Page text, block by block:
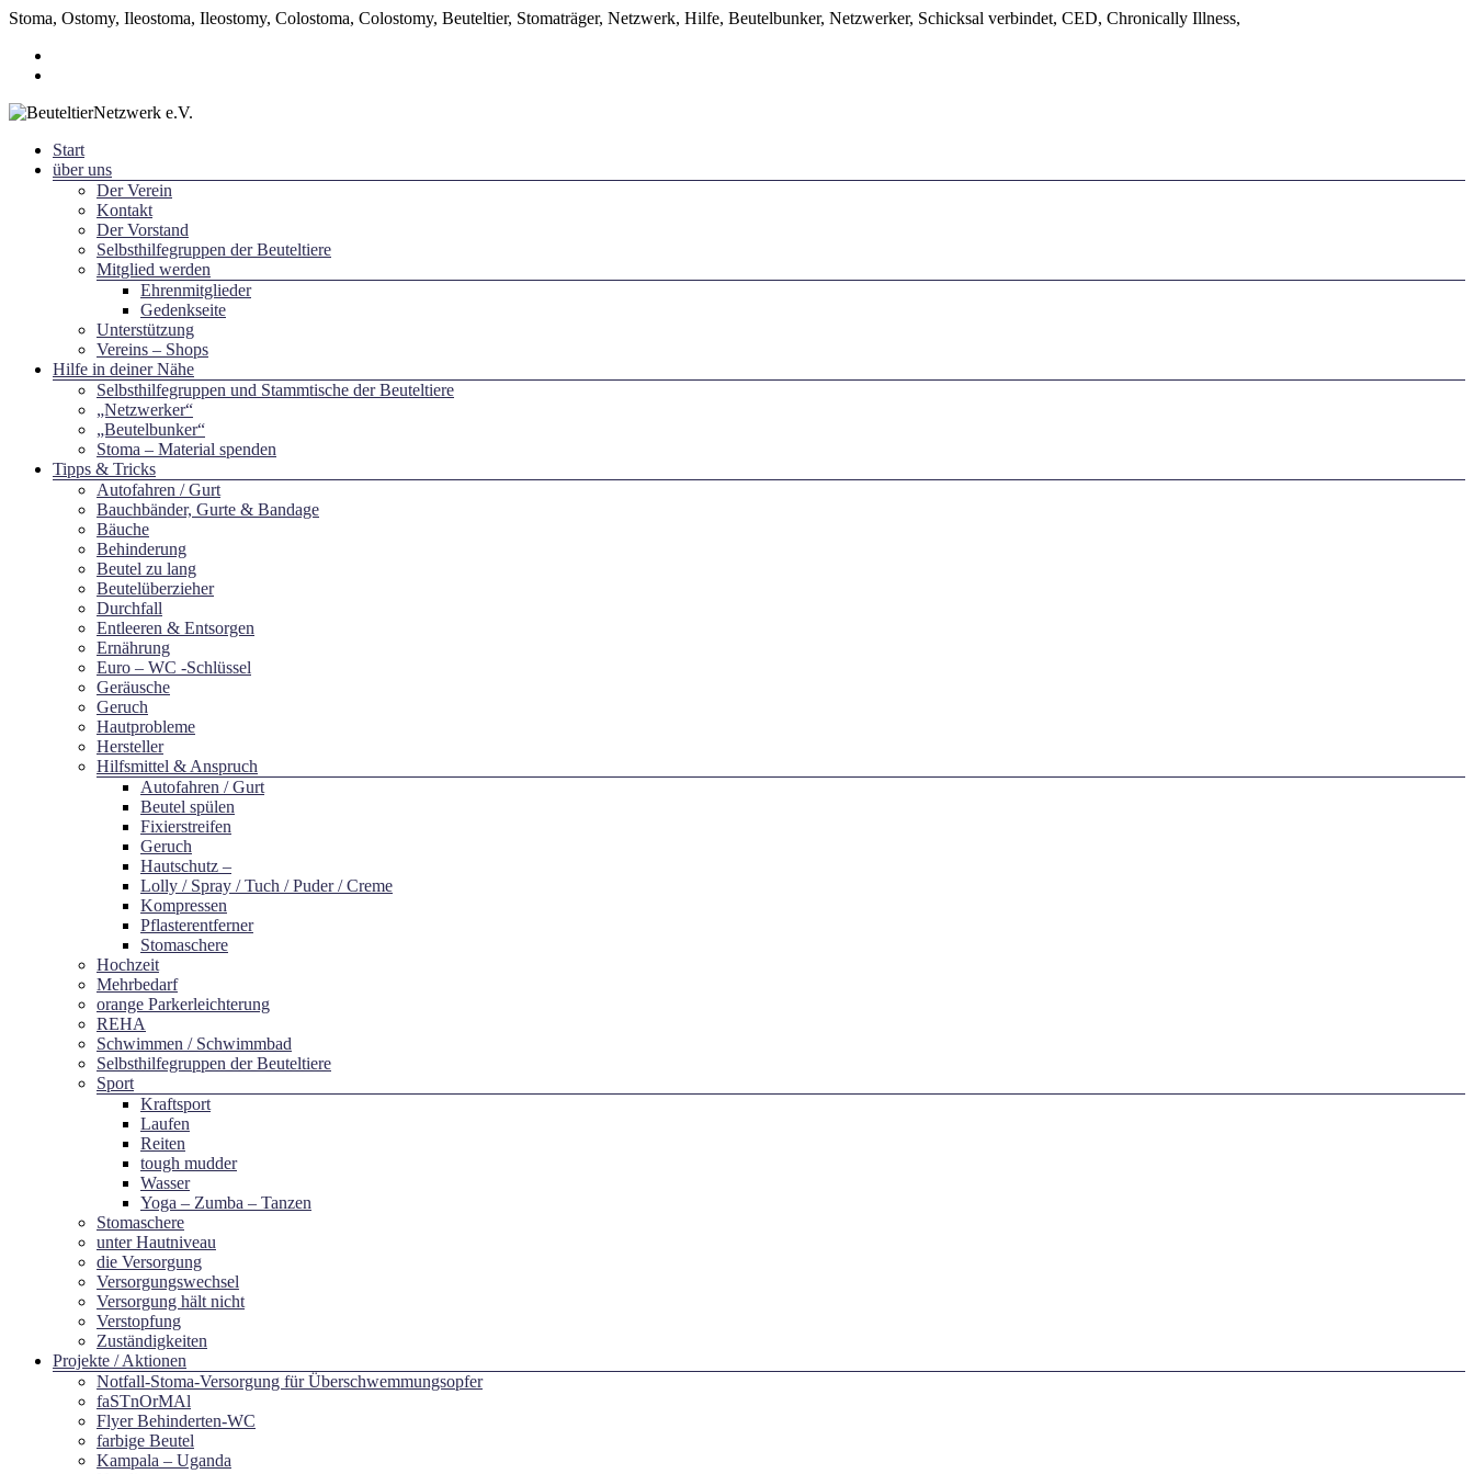
Stoma, Ostomy, Ileostoma, Ileostomy, Colostoma, Colostomy, Beuteltier, Stomaträger, Netzwerk, Hilfe, Beutelbunker, Netzwerker, Schicksal verbindet, CED, Chronically Illness,
Zum
Inhalt
BeuteltierNetzwerk e.V.
~ Schicksal verbindet ~
Menü
Start
über uns
Der Verein
Kontakt
Der Vorstand
Selbsthilfegruppen der Beuteltiere
Mitglied werden
Ehrenmitglieder
Gedenkseite
Unterstützung
Vereins – Shops
Hilfe in deiner Nähe
Selbsthilfegruppen und Stammtische der Beuteltiere
„Netzwerker“
„Beutelbunker“
Stoma – Material spenden
Tipps & Tricks
Autofahren / Gurt
Bauchbänder, Gurte & Bandage
Bäuche
Behinderung
Beutel zu lang
Beutelüberzieher
Durchfall
Entleeren & Entsorgen
Ernährung
Euro – WC -Schlüssel
Geräusche
Geruch
Hautprobleme
Hersteller
Hilfsmittel & Anspruch
Autofahren / Gurt
Beutel spülen
Fixierstreifen
Geruch
Hautschutz –
Lolly / Spray / Tuch / Puder / Creme
Kompressen
Pflasterentferner
Stomaschere
Hochzeit
Mehrbedarf
orange Parkerleichterung
REHA
Schwimmen / Schwimmbad
Selbsthilfegruppen der Beuteltiere
Sport
Kraftsport
Laufen
Reiten
tough mudder
Wasser
Yoga – Zumba – Tanzen
Stomaschere
unter Hautniveau
die Versorgung
Versorgungswechsel
Versorgung hält nicht
Verstopfung
Zuständigkeiten
Projekte / Aktionen
Notfall-Stoma-Versorgung für Überschwemmungsopfer
faSTnOrMAl
Flyer Behinderten-WC
farbige Beutel
Kampala – Uganda